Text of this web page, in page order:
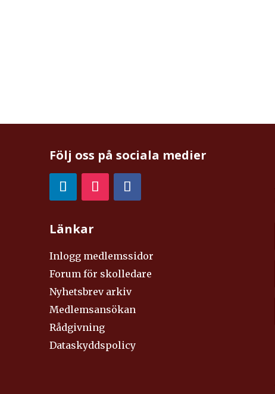
Följ oss på sociala medier
Länkar
Inlogg medlemssidor
Forum för skolledare
Nyhetsbrev arkiv
Medlemsansökan
Rådgivning
Dataskyddspolicy